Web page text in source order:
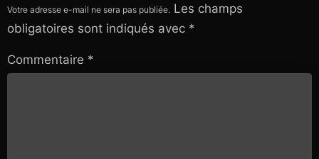
Votre adresse e-mail ne sera pas publiée. Les champs
obligatoires sont indiqués avec *
Commentaire *